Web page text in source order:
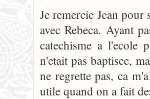
Je remercie Jean pour
avec Rebeca. Ayant
catechisme a l'ecole
n'etait pas baptisee,
ne regrette pas, ca
utile quand on a fait